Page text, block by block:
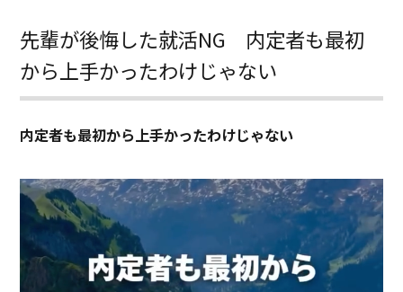
先輩が後悔した就活NG 内定者も最初
から上手かったわけじゃない
内定者も最初から上手かったわけじゃない